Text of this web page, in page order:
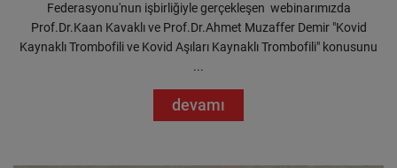
Federasyonu'nun işbirliğiyle gerçekleşen webinarımızda
Prof.Dr.Kaan Kavaklı ve Prof.Dr.Ahmet Muzaffer Demir "Kovid
Kaynaklı Trombofili ve Kovid Aşıları Kaynaklı Trombofili" konusunu
...
devamı